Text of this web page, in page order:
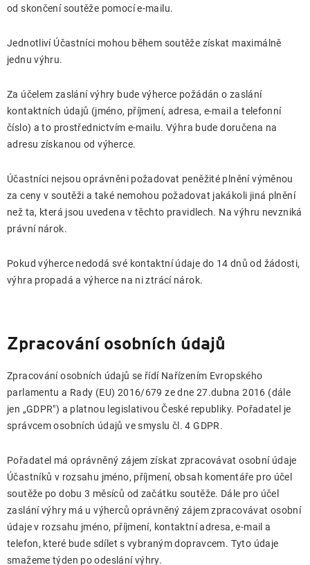
od skončení soutěže pomocí e-mailu.
Jednotliví Účastníci mohou během soutěže získat maximálně
jednu výhru.
Za účelem zaslání výhry bude výherce požádán o zaslání
kontaktních údajů (jméno, příjmení, adresa, e-mail a telefonní
číslo) a to prostřednictvím e-mailu. Výhra bude doručena na
adresu získanou od výherce.
Účastníci nejsou oprávněni požadovat peněžité plnění výměnou
za ceny v soutěži a také nemohou požadovat jakákoli jiná plnění
než ta, která jsou uvedena v těchto pravidlech. Na výhru nevzniká
právní nárok.
Pokud výherce nedodá své kontaktní údaje do 14 dnů od žádosti,
výhra propadá a výherce na ni ztrácí nárok.
Zpracování osobních údajů
Zpracování osobních údajů se řídí Nařízením Evropského
parlamentu a Rady (EU) 2016/679 ze dne 27.dubna 2016 (dále
jen „GDPR") a platnou legislativou České republiky. Pořadatel je
správcem osobních údajů ve smyslu čl. 4 GDPR.
Pořadatel má oprávněný zájem získat zpracovávat osobní údaje
Účastníků v rozsahu jméno, příjmení, obsah komentáře pro účel
soutěže po dobu 3 měsíců od začátku soutěže. Dále pro účel
zaslání výhry má u výherců oprávněný zájem zpracovávat osobní
údaje v rozsahu jméno, příjmení, kontaktní adresa, e-mail a
telefon, které bude sdílet s vybraným dopravcem. Tyto údaje
smažeme týden po odeslání výhry.